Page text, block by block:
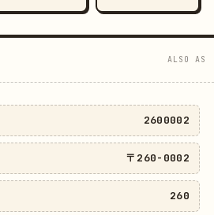
ALSO AS
2600002
〒260-0002
260